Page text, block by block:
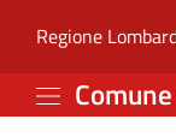
Regione